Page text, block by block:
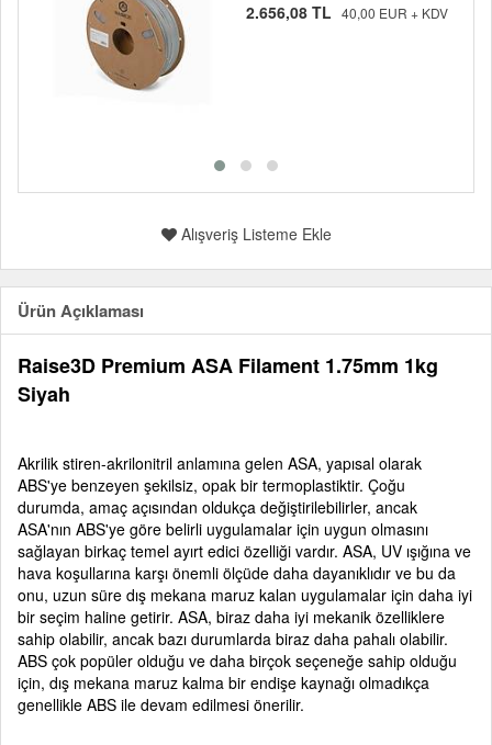
2.656,08 TL 40,00 EUR + KDV
Alışveriş Listeme Ekle
Ürün Açıklaması
Raise3D Premium ASA Filament 1.75mm 1kg
Siyah
Akrilik stiren-akrilonitril anlamına gelen ASA, yapısal olarak
ABS'ye benzeyen şekilsiz, opak bir termoplastiktir. Çoğu
durumda, amaç açısından oldukça değiştirilebilirler, ancak
ASA'nın ABS'ye göre belirli uygulamalar için uygun olmasını
sağlayan birkaç temel ayırt edici özelliği vardır. ASA, UV ışığına ve
hava koşullarına karşı önemli ölçüde daha dayanıklıdır ve bu da
onu, uzun süre dış mekana maruz kalan uygulamalar için daha iyi
bir seçim haline getirir. ASA, biraz daha iyi mekanik özelliklere
sahip olabilir, ancak bazı durumlarda biraz daha pahalı olabilir.
ABS çok popüler olduğu ve daha birçok seçeneğe sahip olduğu
için, dış mekana maruz kalma bir endişe kaynağı olmadıkça
genellikle ABS ile devam edilmesi önerilir.